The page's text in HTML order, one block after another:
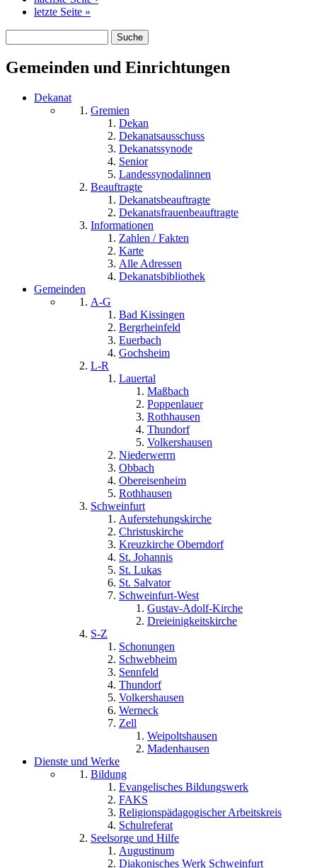
letzte Seite »
Gemeinden und Einrichtungen
Dekanat
Gremien
Dekan
Dekanatsausschuss
Dekanatssynode
Senior
Landessynodalinnen
Beauftragte
Dekanatsbeauftragte
Dekanatsfrauenbeauftragte
Informationen
Zahlen / Fakten
Karte
Alle Adressen
Dekanatsbibliothek
Gemeinden
A-G
Bad Kissingen
Bergrheinfeld
Euerbach
Gochsheim
L-R
Lauertal
Maßbach
Poppenlauer
Rothhausen
Thundorf
Volkershausen
Niederwerrn
Obbach
Obereisenheim
Rothhausen
Schweinfurt
Auferstehungskirche
Christuskirche
Kreuzkirche Oberndorf
St. Johannis
St. Lukas
St. Salvator
Schweinfurt-West
Gustav-Adolf-Kirche
Dreieinigkeitskirche
S-Z
Schonungen
Schwebheim
Sennfeld
Thundorf
Volkershausen
Werneck
Zell
Weipoltshausen
Madenhausen
Dienste und Werke
Bildung
Evangelisches Bildungswerk
FAKS
Religionspädagogischer Arbeitskreis
Schulreferat
Seelsorge und Hilfe
Augustinum
Diakonisches Werk Schweinfurt